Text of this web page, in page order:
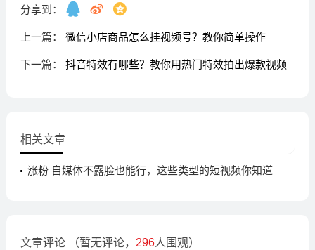
分享到：
上一篇： 微信小店商品怎么挂视频号？教你简单操作
下一篇： 抖音特效有哪些？教你用热门特效拍出爆款视频
相关文章
涨粉 自媒体不露脸也能行，这些类型的短视频你知道
文章评论 （暂无评论， 296人围观）